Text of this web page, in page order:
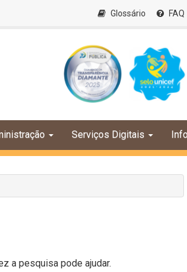
Glossário FAQ
Serviços Digitais
a pesquisa pode ajudar.